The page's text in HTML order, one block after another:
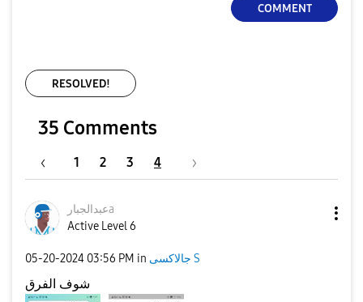
COMMENT
RESOLVED!
35 Comments
1 2 3 4
عبدالجبارa
Active Level 6
‎05-20-2024 03:56 PM in جالاكسى S
شوف الفرق